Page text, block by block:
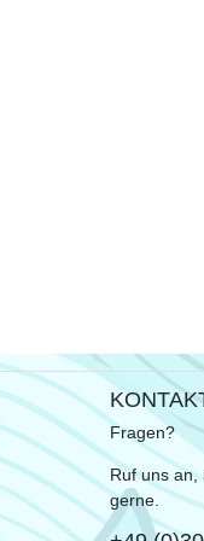
Fragen?
Ruf uns an,
gerne.